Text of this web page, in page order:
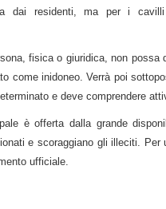
dai residenti, ma per i
fisica o giuridica, non possa
come inidoneo. Verrà poi
e deve comprendere
è offerta dalla grande
e scoraggiano gli illeciti. Per
ufficiale.